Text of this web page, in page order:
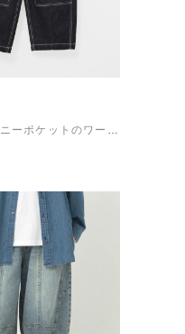
R4477 ダブルニーポケットのワークパンツ